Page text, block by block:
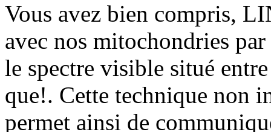
Vous avez bien compris,
avec nos mitochondries
le spectre visible situé
que!. Cette technique non
permet ainsi de